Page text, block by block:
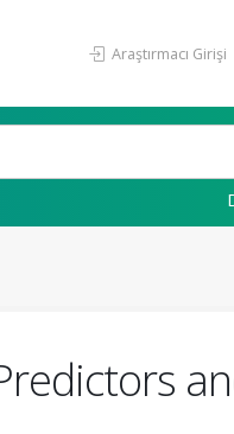
Araştırmacı Girişi